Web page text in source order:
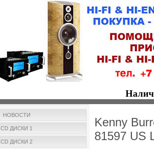
НОВОСТИ
CD ДИСКИ 1
CD ДИСКИ 2
Kenny
81597 US